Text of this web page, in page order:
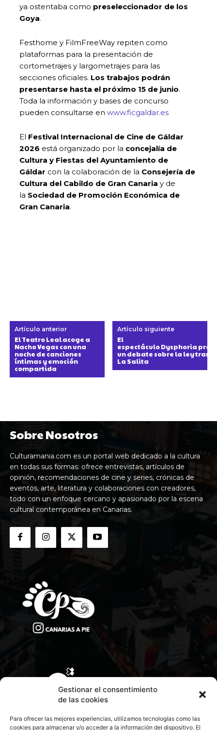
Gestionar el consentimiento
de las cookies
Para ofrecer las mejores experiencias, utilizamos tecnologías como las
cookies para almacenar y/o acceder a la información del dispositivo. El
ya ostentaba como preseleccionador de los
Goya.
Festhome y FilmFreeWay repiten como
plataformas para la presentación de
cortometrajes y largometrajes para las
secciones oficiales. Los trabajos podrán
presentarse hasta el próximo 15 de junio.
Toda la información y bases de concurso
pueden consultarse en www.ficgaldar.es
El Festival Internacional de Cine de Gáldar
2026 está organizado por la concejalía de
Cultura y Fiestas del Ayuntamiento de
Gáldar con la colaboración de la Consejería de
Cultura del Cabildo de Gran Canaria y de
la Sociedad de Promoción Económica de
Gran Canaria.
Artículo anterior
El Teatro Leal acoge a
Nacho Vegas con una
noche de canciones
íntimas y emoción
compartida
Artículo siguiente
El
espectáculo Dysphoria
un debate sobre la ley trans
La Salita
Sobre Nosotros
Culturamania.com es un portal web dedicado a la cultura
en todas sus formas: ofrece entrevistas, artículos de
opinión, recomendaciones de cine y series, crónicas de
eventos, arte, literatura y colaboraciones con creadores,
todo con un enfoque cercano y apasionado por la escena
cultural contemporánea en Canarias.